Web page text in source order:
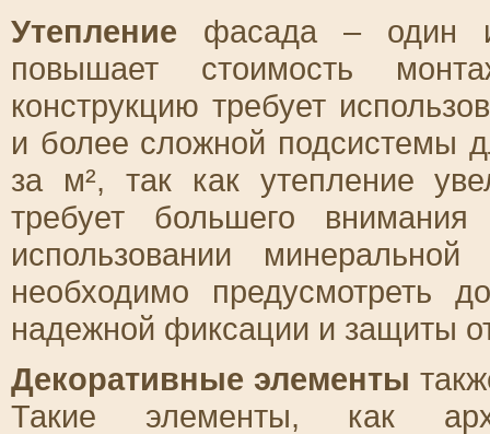
Утепление фасада – один
повышает стоимость
конструкцию требует
и более сложной подсистемы
за м², так как утепление
требует большего
использовании
необходимо предусмотреть
надежной фиксации и защиты
Декоративные элементы
Такие элементы, как